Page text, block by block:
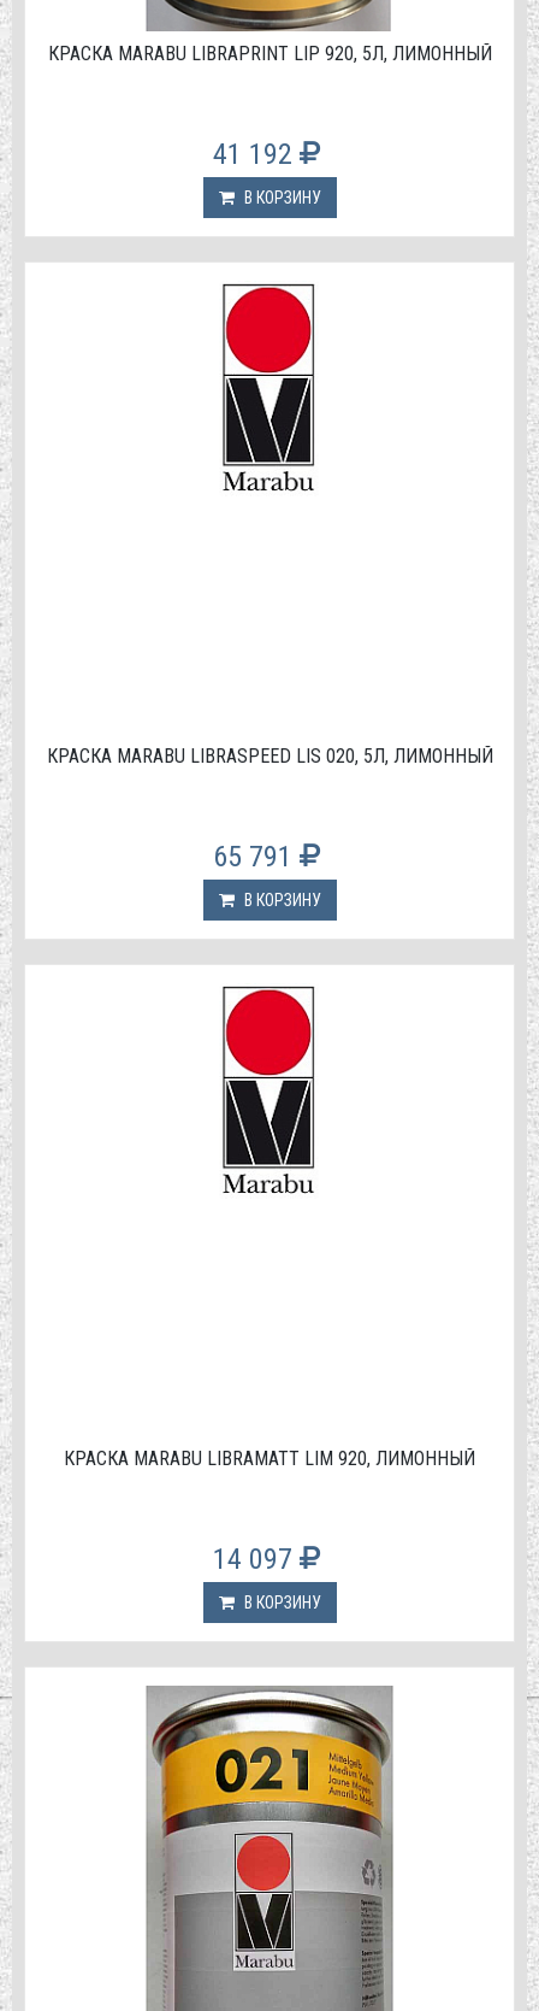
КРАСКА МАRABU LIBRAPRINT LIP 920, 5Л, ЛИМОННЫЙ
41 192
В КОРЗИНУ
КРАСКА МАRABU LIBRASPEED LIS 020, 5Л, ЛИМОННЫЙ
65 791
В КОРЗИНУ
КРАСКА МАRABU LIBRAMATT LIM 920, ЛИМОННЫЙ
14 097
В КОРЗИНУ